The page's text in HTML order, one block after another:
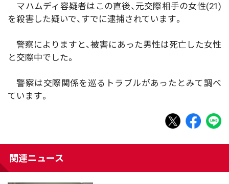
マハムディ容疑者はこの直後、元交際相手の女性(21)
を殺害した疑いで、すでに逮捕されています。
警察によりますと、被害にあった男性は死亡した女性
と交際中でした。
警察は交際関係を巡るトラブルがあったとみて調べ
ています。
関連ニュース